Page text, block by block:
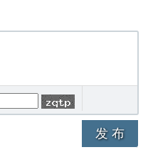
发 布